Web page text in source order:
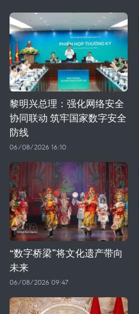
黎明兴总理：强化网络安全
协同联动 筑牢国家数字安全
防线
06/08/2026 16:10
“数字桥梁”将文化遗产带向
未来
06/08/2026 09:47